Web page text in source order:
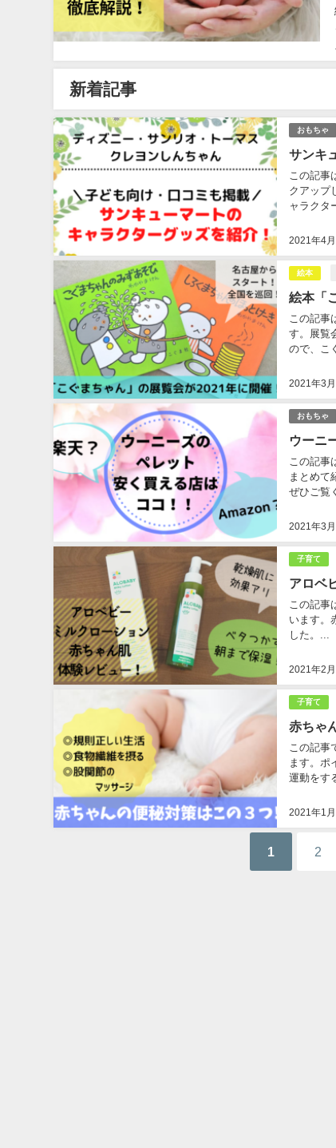
新着記事
おもちゃ
サンキ
2021年4月
この記事
クアップ
ャラクター
絵本
絵本「
2021年3月
この記事
す。展覧
ので、こ
おもちゃ
ウーニ
2021年3月
この記事
まとめて
ぜひご覧
子育て
アロベ
2021年2月
この記事
います。
した。...
子育て
赤ちゃ
2021年1月
この記事
ます。ポ
運動をす
1 2